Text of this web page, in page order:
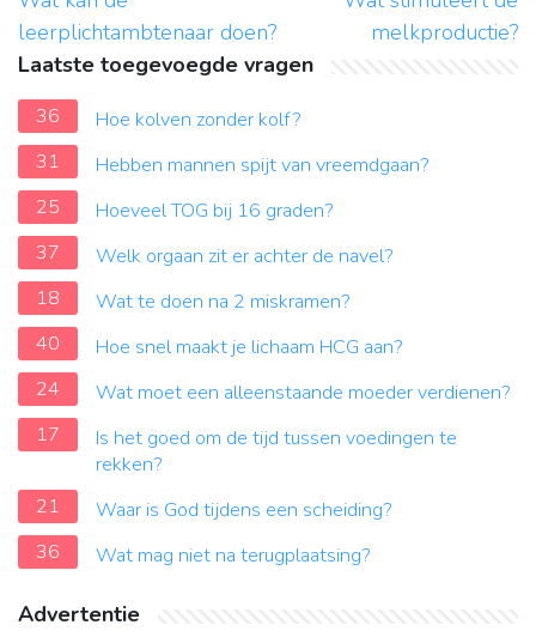
leerplichtambtenaar doen?
melkproductie?
Laatste toegevoegde vragen
36
Hoe kolven zonder kolf?
31
Hebben mannen spijt van vreemdgaan?
25
Hoeveel TOG bij 16 graden?
37
Welk orgaan zit er achter de navel?
18
Wat te doen na 2 miskramen?
40
Hoe snel maakt je lichaam HCG aan?
24
Wat moet een alleenstaande moeder verdienen?
17
Is het goed om de tijd tussen voedingen te
rekken?
21
Waar is God tijdens een scheiding?
36
Wat mag niet na terugplaatsing?
Advertentie